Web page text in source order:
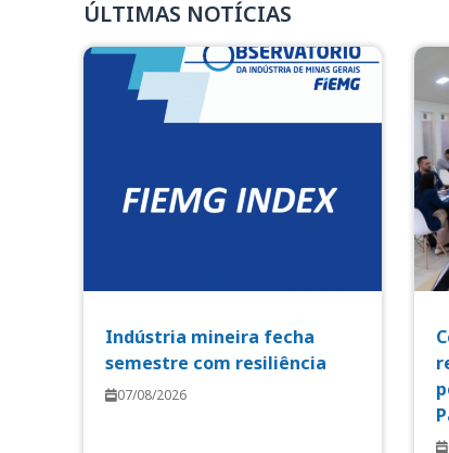
ÚLTIMAS NOTÍCIAS
Indústria mineira fecha
semestre com resiliência
07/08/2026